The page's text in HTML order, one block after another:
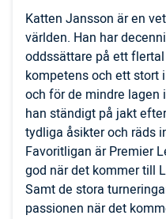
Katten Jansson är en
världen. Han har
oddssättare på ett
kompetens och ett stort
och för de mindre lagen
han ständigt på jakt
tydliga åsikter och räds
Favoritligan är Premier
god när det kommer till
Samt de stora
passionen när det